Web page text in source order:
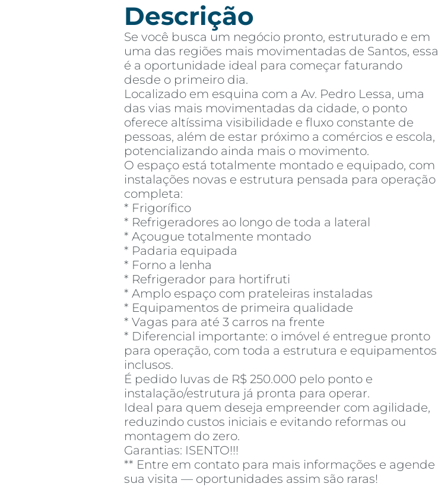
Descrição
Se você busca um negócio pronto, estruturado e em
uma das regiões mais movimentadas de Santos, essa
é a oportunidade ideal para começar faturando
desde o primeiro dia.
Localizado em esquina com a Av. Pedro Lessa, uma
das vias mais movimentadas da cidade, o ponto
oferece altíssima visibilidade e fluxo constante de
pessoas, além de estar próximo a comércios e escola,
potencializando ainda mais o movimento.
O espaço está totalmente montado e equipado, com
instalações novas e estrutura pensada para operação
completa:
* Frigorífico
* Refrigeradores ao longo de toda a lateral
* Açougue totalmente montado
* Padaria equipada
* Forno a lenha
* Refrigerador para hortifruti
* Amplo espaço com prateleiras instaladas
* Equipamentos de primeira qualidade
* Vagas para até 3 carros na frente
* Diferencial importante: o imóvel é entregue pronto
para operação, com toda a estrutura e equipamentos
inclusos.
É pedido luvas de R$ 250.000 pelo ponto e
instalação/estrutura já pronta para operar.
Ideal para quem deseja empreender com agilidade,
reduzindo custos iniciais e evitando reformas ou
montagem do zero.
Garantias: ISENTO!!!
** Entre em contato para mais informações e agende
sua visita — oportunidades assim são raras!